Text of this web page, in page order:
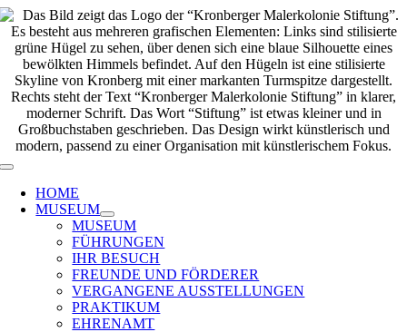
Zum
Inhalt
springen
Toggle
Navigation
HOME
MUSEUM
MUSEUM
FÜHRUNGEN
IHR BESUCH
FREUNDE UND FÖRDERER
VERGANGENE AUSSTELLUNGEN
PRAKTIKUM
EHRENAMT